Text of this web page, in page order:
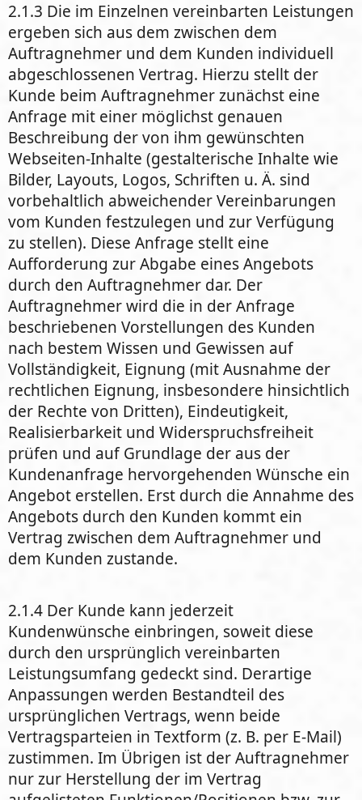
2.1.3 Die im Einzelnen vereinbarten Leistungen
ergeben sich aus dem zwischen dem
Auftragnehmer und dem Kunden individuell
abgeschlossenen Vertrag. Hierzu stellt der
Kunde beim Auftragnehmer zunächst eine
Anfrage mit einer möglichst genauen
Beschreibung der von ihm gewünschten
Webseiten-Inhalte (gestalterische Inhalte wie
Bilder, Layouts, Logos, Schriften u. Ä. sind
vorbehaltlich abweichender Vereinbarungen
vom Kunden festzulegen und zur Verfügung
zu stellen). Diese Anfrage stellt eine
Aufforderung zur Abgabe eines Angebots
durch den Auftragnehmer dar. Der
Auftragnehmer wird die in der Anfrage
beschriebenen Vorstellungen des Kunden
nach bestem Wissen und Gewissen auf
Vollständigkeit, Eignung (mit Ausnahme der
rechtlichen Eignung, insbesondere hinsichtlich
der Rechte von Dritten), Eindeutigkeit,
Realisierbarkeit und Widerspruchsfreiheit
prüfen und auf Grundlage der aus der
Kundenanfrage hervorgehenden Wünsche ein
Angebot erstellen. Erst durch die Annahme des
Angebots durch den Kunden kommt ein
Vertrag zwischen dem Auftragnehmer und
dem Kunden zustande.
2.1.4 Der Kunde kann jederzeit
Kundenwünsche einbringen, soweit diese
durch den ursprünglich vereinbarten
Leistungsumfang gedeckt sind. Derartige
Anpassungen werden Bestandteil des
ursprünglichen Vertrags, wenn beide
Vertragsparteien in Textform (z. B. per E-Mail)
zustimmen. Im Übrigen ist der Auftragnehmer
nur zur Herstellung der im Vertrag